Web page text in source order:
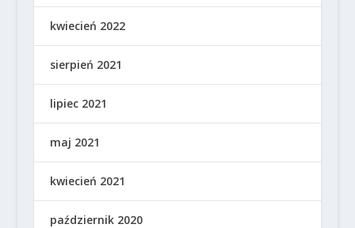
kwiecień 2022
sierpień 2021
lipiec 2021
maj 2021
kwiecień 2021
październik 2020